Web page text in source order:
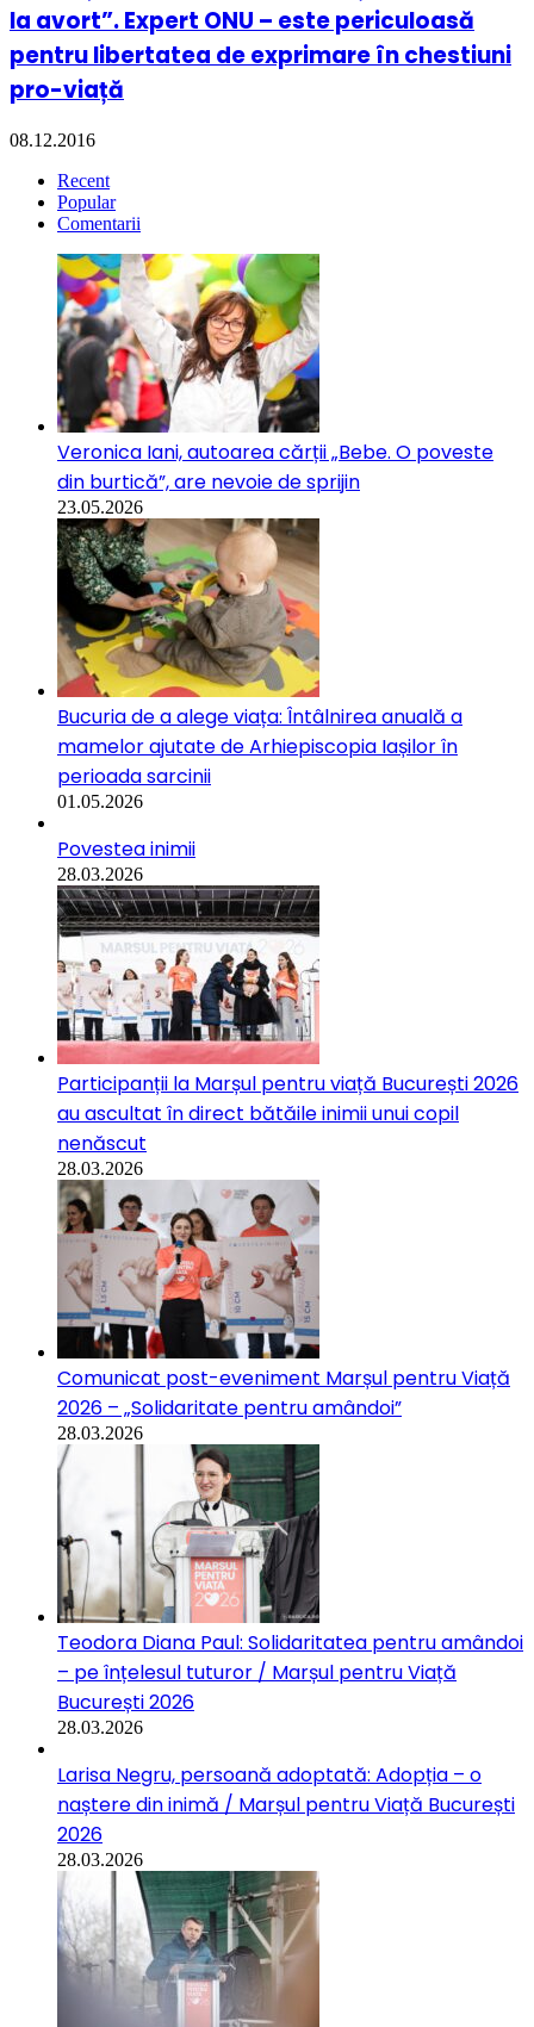
la avort”. Expert ONU – este periculoasă
pentru libertatea de exprimare în chestiuni
pro-viață
08.12.2016
Recent
Popular
Comentarii
Veronica Iani, autoarea cărții „Bebe. O poveste
din burtică”, are nevoie de sprijin
23.05.2026
Bucuria de a alege viața: Întâlnirea anuală a
mamelor ajutate de Arhiepiscopia Iașilor în
perioada sarcinii
01.05.2026
Povestea inimii
28.03.2026
Participanții la Marșul pentru viață București 2026
au ascultat în direct bătăile inimii unui copil
nenăscut
28.03.2026
Comunicat post-eveniment Marșul pentru Viață
2026 – „Solidaritate pentru amândoi”
28.03.2026
Teodora Diana Paul: Solidaritatea pentru amândoi
– pe înțelesul tuturor / Marșul pentru Viață
București 2026
28.03.2026
Larisa Negru, persoană adoptată: Adopția – o
naștere din inimă / Marșul pentru Viață București
2026
28.03.2026